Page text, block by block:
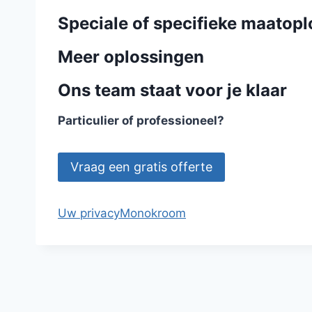
Speciale of specifieke
Meer oplossingen
Ons team staat voor je klaar
Particulier of professioneel?
Vraag een gratis offerte
Uw privacyMonokroom